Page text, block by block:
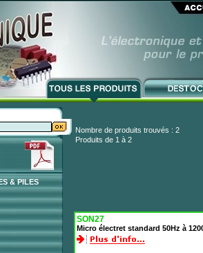
& PILES
Nombre de produits trouvés : 2
Produits de 1 à 2
SON27
Micro électret standard 50Hz à